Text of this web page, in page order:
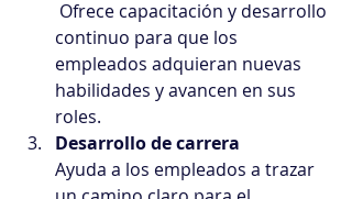
continuo para que los
empleados adquieran nuevas
habilidades y avancen en sus
roles.
Desarrollo de carrera
Ayuda a los empleados a trazar